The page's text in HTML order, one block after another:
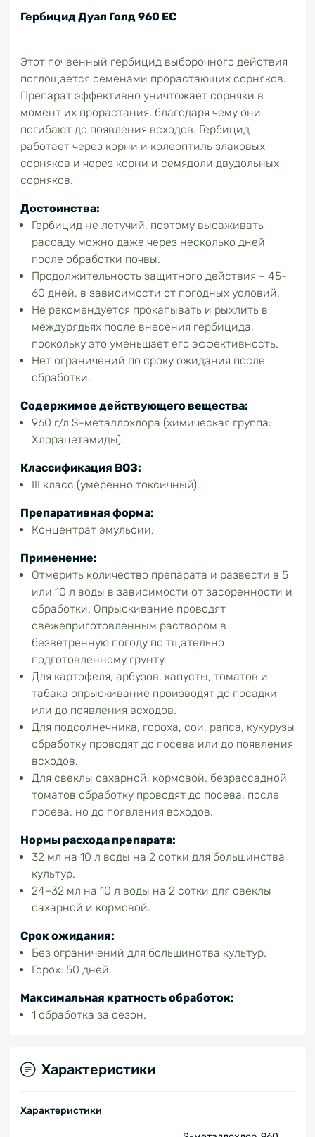
Гербицид Дуал Голд 960 ЕС
Этот почвенный гербицид выборочного действия
поглощается семенами прорастающих сорняков.
Препарат эффективно уничтожает сорняки в
момент их прорастания, благодаря чему они
погибают до появления всходов. Гербицид
работает через корни и колеоптиль злаковых
сорняков и через корни и семядоли двудольных
сорняков.
Достоинства:
Гербицид не летучий, поэтому высаживать
рассаду можно даже через несколько дней
после обработки почвы.
Продолжительность защитного действия – 45-
60 дней, в зависимости от погодных условий.
Не рекомендуется прокапывать и рыхлить в
междурядьях после внесения гербицида,
поскольку это уменьшает его эффективность.
Нет ограничений по сроку ожидания после
обработки.
Содержимое действующего вещества:
960 г/л S-металлохлора (химическая группа:
Хлорацетамиды).
Классификация ВОЗ:
ІІІ класс (умеренно токсичный).
Препаративная форма:
Концентрат эмульсии.
Применение:
Отмерить количество препарата и развести в 5
или 10 л воды в зависимости от засоренности и
обработки. Опрыскивание проводят
свежеприготовленным раствором в
безветренную погоду по тщательно
подготовленному грунту.
Для картофеля, арбузов, капусты, томатов и
табака опрыскивание производят до посадки
или до появления всходов.
Для подсолнечника, гороха, сои, рапса, кукурузы
обработку проводят до посева или до появления
всходов.
Для свеклы сахарной, кормовой, безрассадной
томатов обработку проводят до посева, после
посева, но до появления всходов.
Нормы расхода препарата:
32 мл на 10 л воды на 2 сотки для большинства
культур.
24–32 мл на 10 л воды на 2 сотки для свеклы
сахарной и кормовой.
Срок ожидания:
Без ограничений для большинства культур.
Горох: 50 дней.
Максимальная кратность обработок:
1 обработка за сезон.
Характеристики
Характеристики